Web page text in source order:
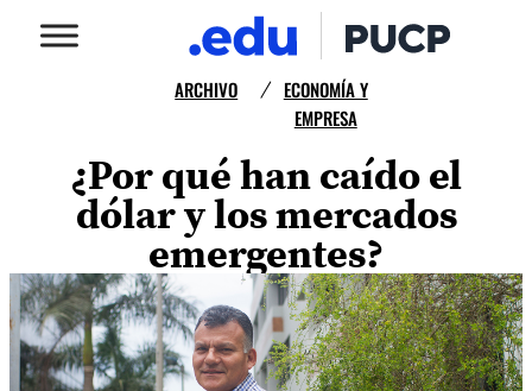
ARCHIVO /
ECONOMÍA Y
EMPRESA
¿Por qué han caído el
dólar y los mercados
emergentes?